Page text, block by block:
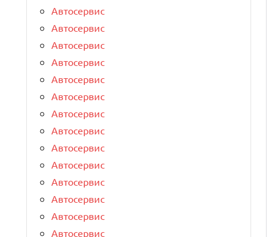
Автосервис
Автосервис
Автосервис
Автосервис
Автосервис
Автосервис
Автосервис
Автосервис
Автосервис
Автосервис
Автосервис
Автосервис
Автосервис
Автосервис